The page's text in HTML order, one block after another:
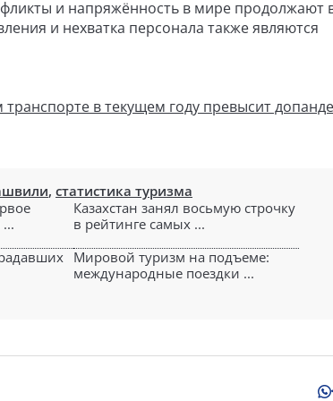
и напряжённость в мире продолжают
и нехватка персонала также являются
в текущем году превысит
, статистика туризма
Казахстан занял восьмую строчку
в рейтинге самых ...
Мировой туризм на подъеме:
международные поездки ...